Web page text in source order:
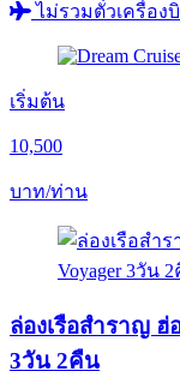
ไม่รวมตั๋วเครื่อง
เริ่มต้น
10,500
บาท/ท่าน
ล่องเรือสำราญ ฮ่
3วัน 2คืน